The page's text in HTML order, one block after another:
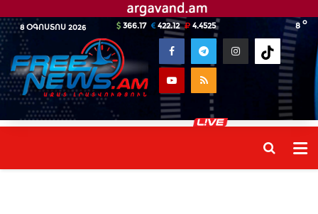
8 ՕԳՈՍՏՈՍ 2026 8 o
366.17 422.12 4.4525